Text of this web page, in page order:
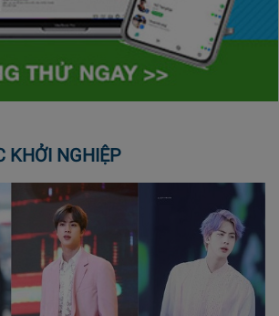
KHỞI NGHIỆP